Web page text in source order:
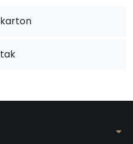
karton
tak
arrow_drop_down